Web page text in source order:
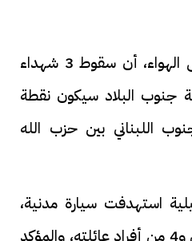
وأضاف خلال إفادته على الهواء، أن سقوط 3 شهداء
جنوب البلاد سيكون نقطة
اللبناني بين حزب الله
استهدفت سيارة مدنية،
وتسببت في مقتل صحفي و4 من أفراد عائلته، والمؤكد